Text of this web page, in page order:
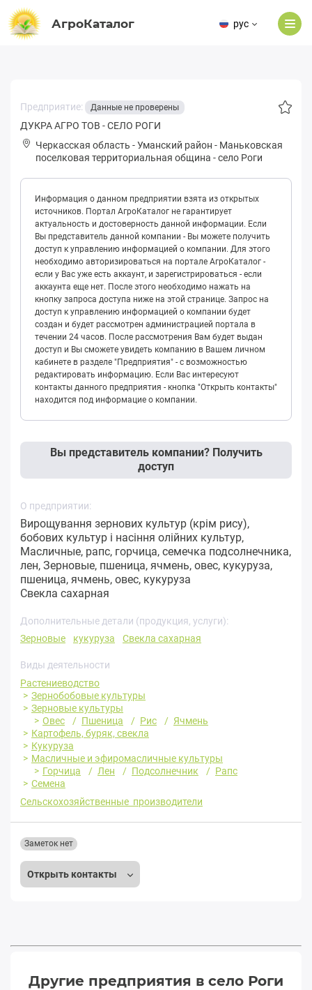
АгроКаталог рус
Предприятие: Данные не проверены
ДУКРА АГРО ТОВ - СЕЛО РОГИ
Черкасская область -Уманский район - Мaньковская
поселковая территориальная община -село Роги
Информация о данном предприятии взята из открытых
источников. Портал АгроКаталог не гарантирует
актуальность и достоверность данной информации. Если
Вы представитель данной компании - Вы можете получить
доступ к управлению информацией о компании. Для этого
необходимо авторизироваться на портале АгроКаталог -
если у Вас уже есть аккаунт, и зарегистрироваться - если
аккаунта еще нет. После этого необходимо нажать на
кнопку запроса доступа ниже на этой странице. Запрос на
доступ к управлению информацией о компании будет
создан и будет рассмотрен администрацией портала в
течении 24 часов. После рассмотрения Вам будет выдан
доступ и Вы сможете увидеть компанию в Вашем личном
кабинете в разделе "Предприятия" - с возможностью
редактировать информацию. Если Вас интересуют
контакты данного предприятия - кнопка "Открыть контакты"
находится под информацие о компании.
Вы представитель компании? Получить
доступ
О предприятии:
Вирощування зернових культур (крім рису),
бобових культур і насіння олійних культур,
Масличные, рапс, горчица, семечка подсолнечника,
лен, Зерновые, пшеница, ячмень, овес, кукуруза,
пшеница, ячмень, овес, кукуруза
Свекла сахарная
Дополнительные детали (продукция, услуги):
Зерновые
кукуруза Свекла сахарная
Виды деятельности
Растениеводство
Зернобобовые культуры
Зерновые культуры
Овес
Пшеница Рис
Ячмень
Картофель, буряк, свекла
Кукуруза
Масличные и эфиромасличные культуры
Горчица
Лен Подсолнечник
Рапс
Семена
Сельскохозяйственные производители
Открыть контакты
Заметок нет
Другие предприятия в село Роги